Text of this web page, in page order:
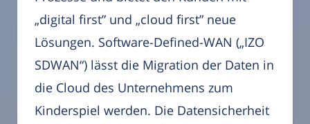
„digital first” und „cloud first” neue
Lösungen. Software-Defined-WAN („IZO
SDWAN“) lässt die Migration der Daten in
die Cloud des Unternehmens zum
Kinderspiel werden. Die Datensicherheit